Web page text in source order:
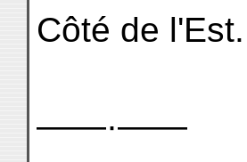
Côté de l'Est.
——·——